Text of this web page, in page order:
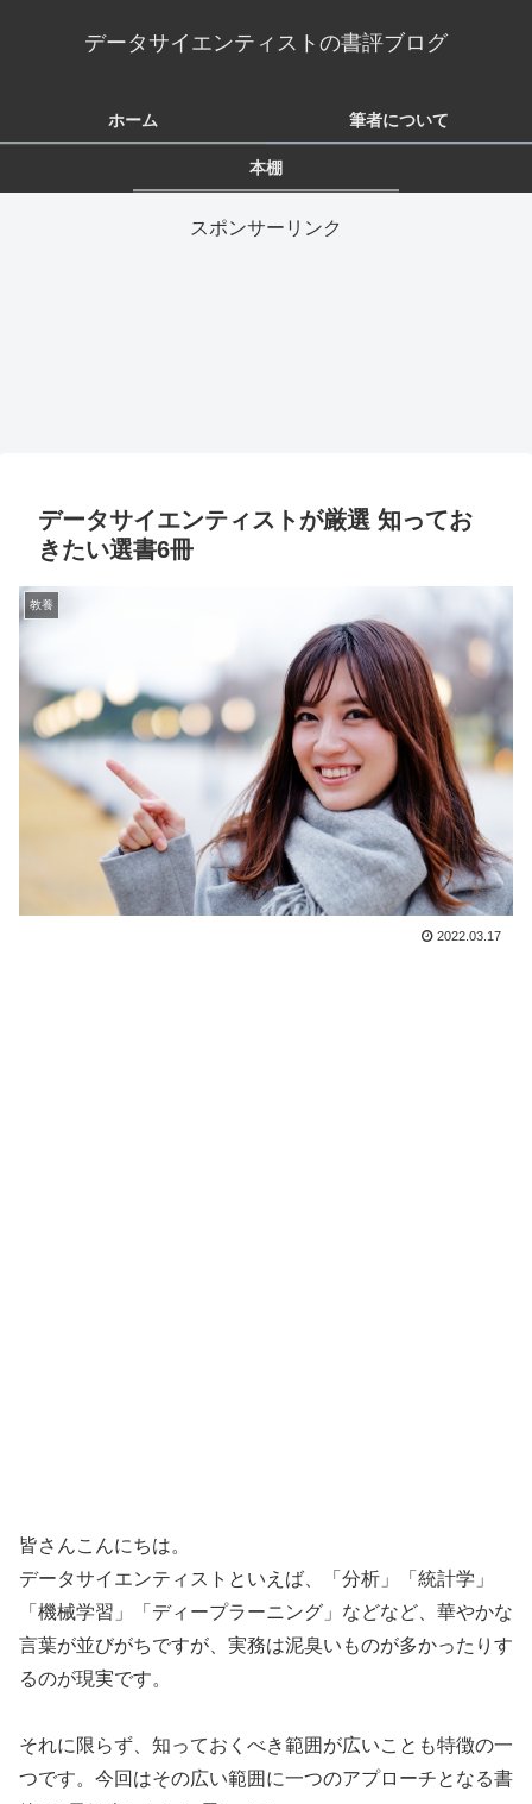
データサイエンティストの書評ブログ
ホーム 筆者について
本棚
スポンサーリンク
データサイエンティストが厳選 知ってお
きたい選書6冊
教養
2022.03.17
皆さんこんにちは。
データサイエンティストといえば、「分析」「統計学」
「機械学習」「ディープラーニング」などなど、華やかな
言葉が並びがちですが、実務は泥臭いものが多かったりす
るのが現実です。
それに限らず、知っておくべき範囲が広いことも特徴の一
つです。今回はその広い範囲に一つのアプローチとなる書